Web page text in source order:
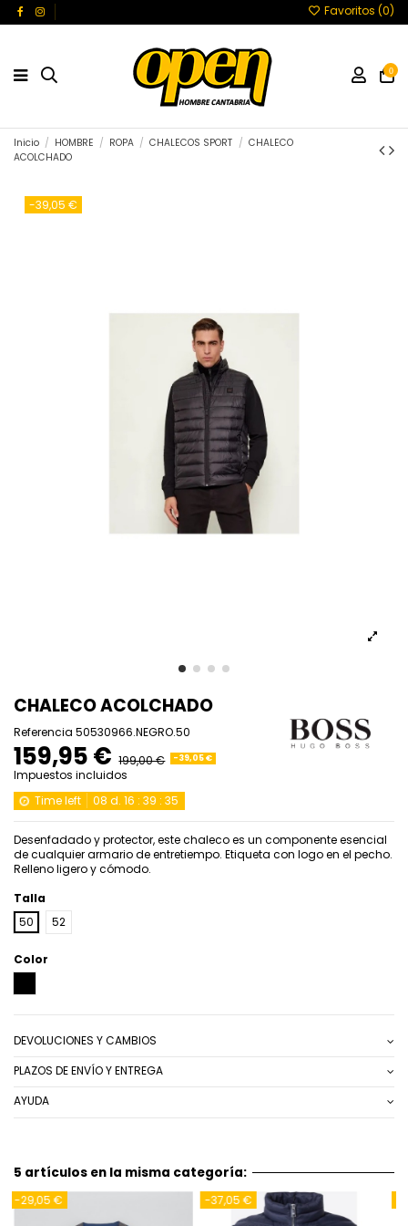
Favoritos (0)
0
Inicio HOMBRE ROPA CHALECOS SPORT
CHALECO
ACOLCHADO
-39,05 €
CHALECO ACOLCHADO
Referencia 50530966.NEGRO.50
159,95 € 199,00 € -39,05 €
Impuestos incluidos
Time left
08 d. 16 :39 :34
Desenfadado y protector, este chaleco es un componente esencial
de cualquier armario de entretiempo. Etiqueta con logo en el pecho.
Relleno ligero y cómodo.
Talla
50
52
Color
DEVOLUCIONES Y CAMBIOS
PLAZOS DE ENVÍO Y ENTREGA
AYUDA
5 artículos en la misma categoría:
€ -23,00 €